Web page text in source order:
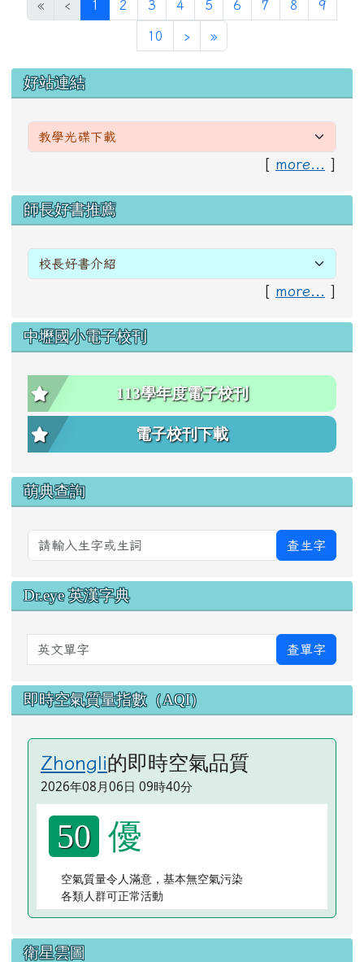
« ‹ 1 (目前頁次)
2 3 4 5 6 7 8 9
10 ›下一頁
»最後頁
左邊區域內容
好站連結
[ more... ]
右邊區域內容
師長好書推薦
[ more... ]
中壢國小電子校刊
113學年度電子校刊
電子校刊下載
萌典查詢
查生字
Dr.eye 英漢字典
英文單字 查單字
即時空氣質量指數（AQI）
Zhongli的即時空氣品質
2026年08月06日 09時40分
50 優
空氣質量令人滿意，基本無空氣污染
各類人群可正常活動
衛星雲圖